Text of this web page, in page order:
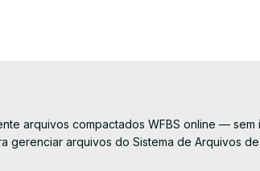
arquivos compactados WFBS online — sem
gerenciar arquivos do Sistema de Arquivos